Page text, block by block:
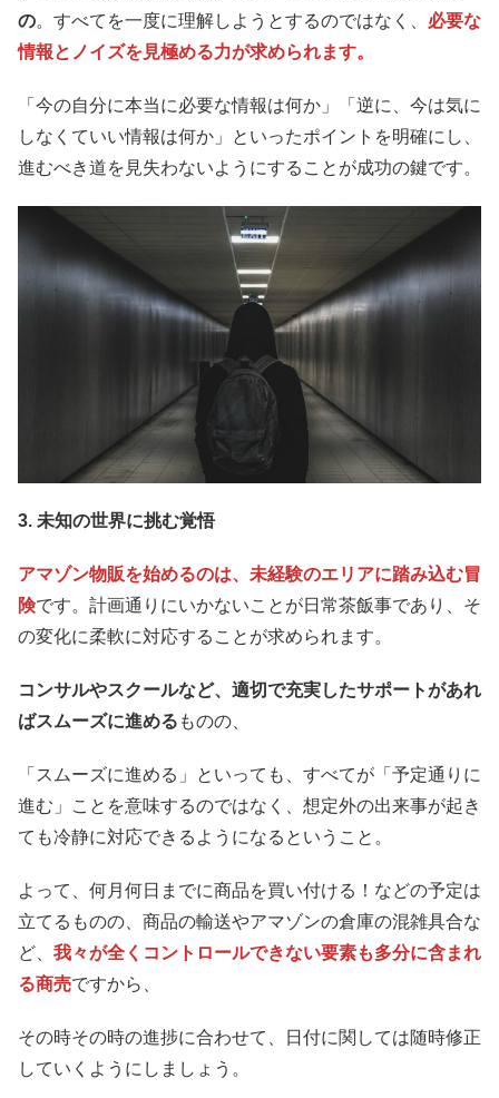
の。すべてを一度に理解しようとするのではなく、 必要な
情報とノイズを見極める力が求められます。
「今の自分に本当に必要な情報は何か」「逆に、今は気に
しなくていい情報は何か」といったポイントを明確にし、
進むべき道を見失わないようにすることが成功の鍵です。
3. 未知の世界に挑む覚悟
アマゾン物販を始めるのは、未経験のエリアに踏み込む冒
険です。計画通りにいかないことが日常茶飯事であり、そ
の変化に柔軟に対応することが求められます。
コンサルやスクールなど、適切で充実したサポートがあれ
ばスムーズに進める ものの、
「スムーズに進める」といっても、すべてが「予定通りに
進む」ことを意味するのではなく、想定外の出来事が起き
ても冷静に対応できるようになるということ。
よって、何月何日までに商品を買い付ける！などの予定は
立てるものの、商品の輸送やアマゾンの倉庫の混雑具合な
ど、 我々が全くコントロールできない要素も多分に含まれ
る商売ですから、
その時その時の進捗に合わせて、日付に関しては随時修正
していくようにしましょう。